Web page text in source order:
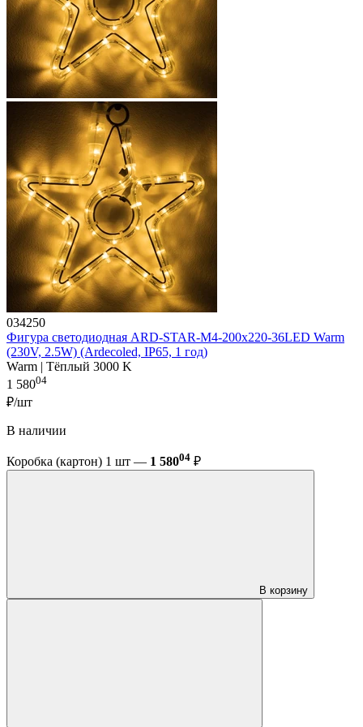
034250
Фигура светодиодная ARD-STAR-M4-200x220-36LED Warm
(230V, 2.5W) (Ardecoled, IP65, 1 год)
Warm | Тёплый 3000 K
1 58004
₽/шт
В наличии
Коробка (картон) 1 шт — 1 58004 ₽
В корзину